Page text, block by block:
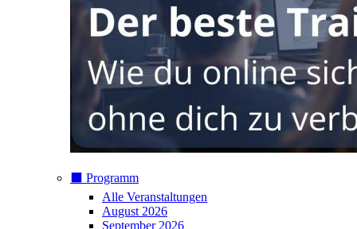
⬛️ Programm
Alle Veranstaltungen
August 2026
September 2026